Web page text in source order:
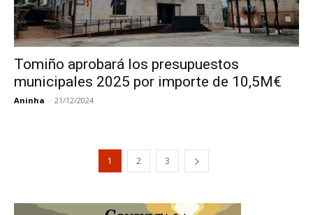
Tomiño aprobará los presupuestos
municipales 2025 por importe de 10,5M€
Aninha - 21/12/2024
1 2 3